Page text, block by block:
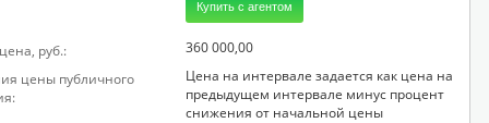
Купить с агентом
руб.:
360 000,00
цены публичного
Цена на интервале задается как цена на
предыдущем интервале минус процент
снижения от начальной цены